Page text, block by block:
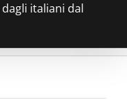
italiani dal